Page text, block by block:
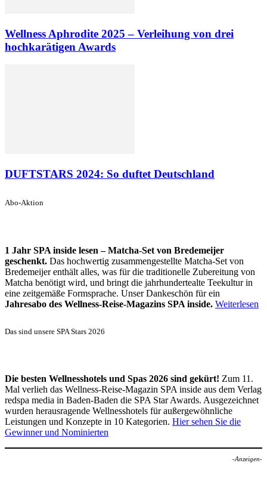
Wellness Aphrodite 2025 – Verleihung von drei
hochkarätigen Awards
DUFTSTARS 2024: So duftet Deutschland
Abo-Aktion
1 Jahr SPA inside lesen – Matcha-Set von Bredemeijer
geschenkt. Das hochwertig zusammengestellte Matcha-Set von
Bredemeijer enthält alles, was für die traditionelle Zubereitung von
Matcha benötigt wird, und bringt die jahrhundertealte Teekultur in
eine zeitgemäße Formsprache. Unser Dankeschön für ein
Jahresabo des Wellness-Reise-Magazins SPA inside. Weiterlesen
Das sind unsere SPA Stars 2026
Die besten Wellnesshotels und Spas 2026 sind gekürt! Zum 11.
Mal verlieh das Wellness-Reise-Magazin SPA inside aus dem Verlag
redspa media in Baden-Baden die SPA Star Awards. Ausgezeichnet
wurden herausragende Wellnesshotels für außergewöhnliche
Leistungen und Konzepte in 10 Kategorien. Hier sehen Sie die
Gewinner und Nominierten
-Anzeigen-